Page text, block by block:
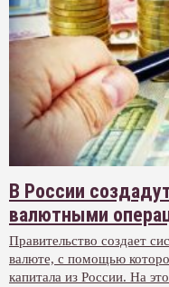
В России
валютными
Правительство создает
валюте, с помощью
капитала из России. На